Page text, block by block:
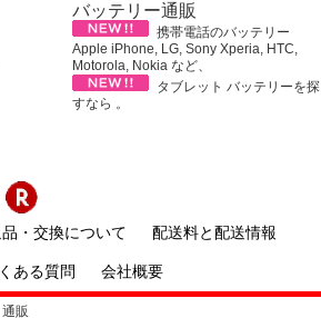
バッテリー通販
携帯電話のバッテリー
Apple iPhone, LG, Sony Xperia, HTC,
Motorola, Nokia など、
タブレット バッテリーを探
すなら 。
・交換について 配送料と配送情報
ある質問 会社概要
販